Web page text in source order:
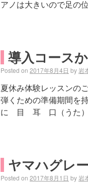
アノは大きいので足の
導入コース
Posted on 2017年8月4日 by 岩
夏休み体験レッスンの
弾くための準備期間を
に 目 耳 口（うた
ヤマハグレ
Posted on 2017年8月1日 by 岩